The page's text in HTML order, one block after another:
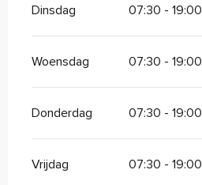
Dinsdag 07:30 - 19:00
Woensdag 07:30 - 19:00
Donderdag 07:30 - 19:00
Vrijdag 07:30 - 19:00